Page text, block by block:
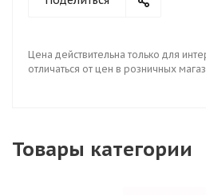
Цена действительна только для
отличаться от цен в розничных
Товары категории